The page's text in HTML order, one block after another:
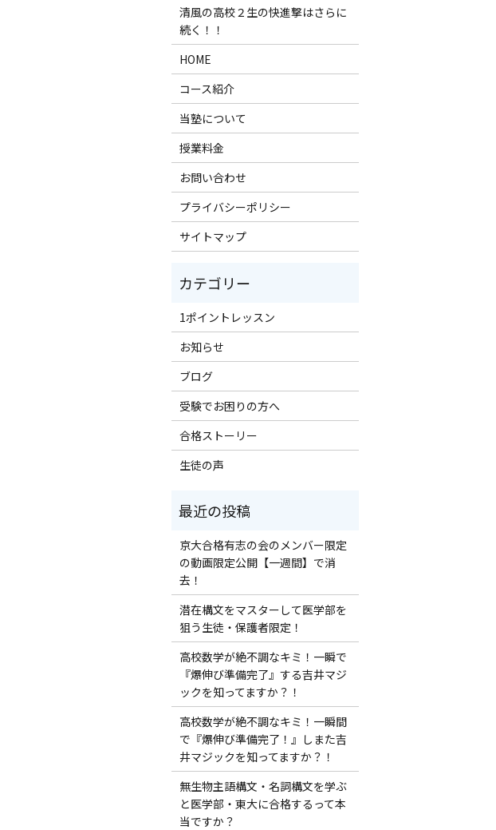
清風の高校２生の快進撃はさらに
続く！！
HOME
コース紹介
当塾について
授業料金
お問い合わせ
プライバシーポリシー
サイトマップ
1ポイントレッスン
お知らせ
ブログ
受験でお困りの方へ
合格ストーリー
生徒の声
京大合格有志の会のメンバー限定
の動画限定公開【一週間】で消
去！
潜在構文をマスターして医学部を
狙う生徒・保護者限定！
高校数学が絶不調なキミ！一瞬で
『爆伸び準備完了』する吉井マジ
ックを知ってますか？！
高校数学が絶不調なキミ！一瞬間
で『爆伸び準備完了！』しまた吉
井マジックを知ってますか？！
無生物主語構文・名詞構文を学ぶ
と医学部・東大に合格するって本
当ですか？